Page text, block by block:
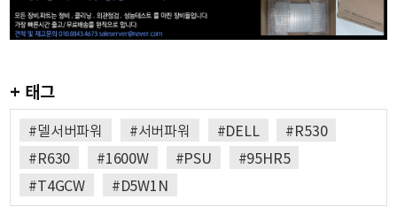
+ 태그
#델서버파워 #서버파워 #DELL
#R530
#R630
#1600W #PSU
#95HR5
#T4GCW
#D5W1N